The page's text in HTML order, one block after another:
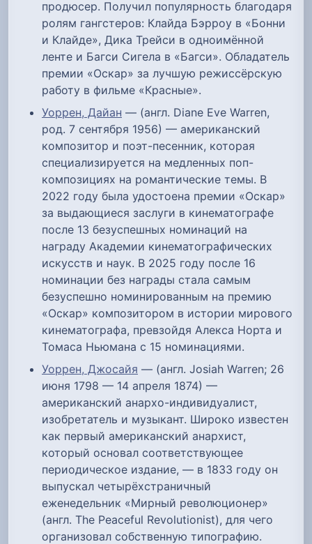
продюсер. Получил популярность благодаря
ролям гангстеров: Клайда Бэрроу в «Бонни
и Клайде», Дика Трейси в одноимённой
ленте и Багси Сигела в «Багси». Обладатель
премии «Оскар» за лучшую режиссёрскую
работу в фильме «Красные».
Уоррен, Дайан — (англ. Diane Eve Warren,
род. 7 сентября 1956) — американский
композитор и поэт-песенник, которая
специализируется на медленных поп-
композициях на романтические темы. В
2022 году была удостоена премии «Оскар»
за выдающиеся заслуги в кинематографе
после 13 безуспешных номинаций на
награду Академии кинематографических
искусств и наук. В 2025 году после 16
номинации без награды стала самым
безуспешно номинированным на премию
«Оскар» композитором в истории мирового
кинематографа, превзойдя Алекса Норта и
Томаса Ньюмана с 15 номинациями.
Уоррен, Джосайя — (англ. Josiah Warren; 26
июня 1798 — 14 апреля 1874) —
американский анархо-индивидуалист,
изобретатель и музыкант. Широко известен
как первый американский анархист,
который основал соответствующее
периодическое издание, — в 1833 году он
выпускал четырёхстраничный
еженедельник «Мирный революционер»
(англ. The Peaceful Revolutionist), для чего
организовал собственную типографию.